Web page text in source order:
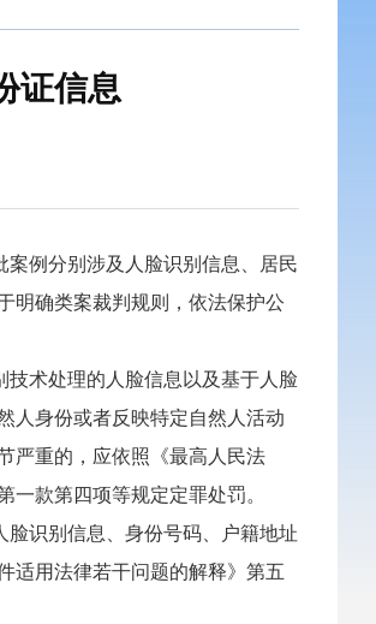
证信息
例分别涉及人脸识别信息、居民
明确类案裁判规则，依法保护公
术处理的人脸信息以及基于人脸
人身份或者反映特定自然人活动
严重的，应依照《最高人民法
款第四项等规定定罪处罚。
识别信息、身份号码、户籍地址
适用法律若干问题的解释》第五